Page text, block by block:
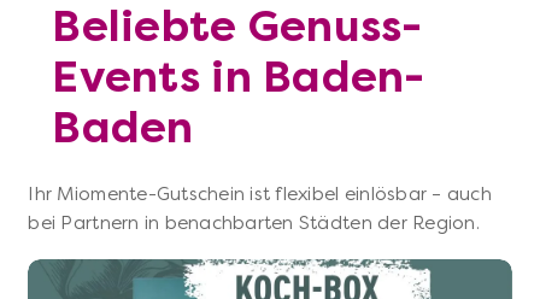
Beliebte Genuss-
Events in Baden-
Baden
Ihr Miomente-Gutschein ist flexibel einlösbar – auch
bei Partnern in benachbarten Städten der Region.